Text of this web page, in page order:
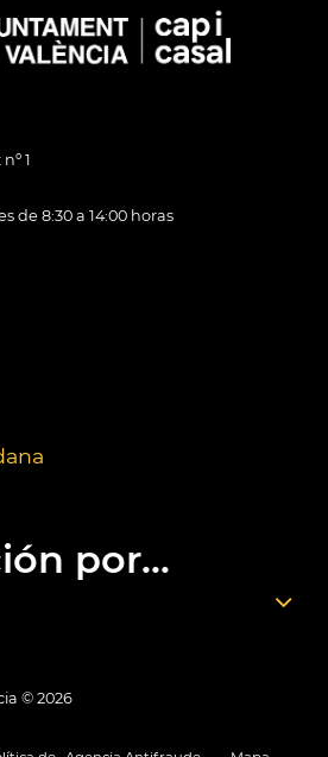
1
de 8:30 a 14:00 horas
por...
© 2026